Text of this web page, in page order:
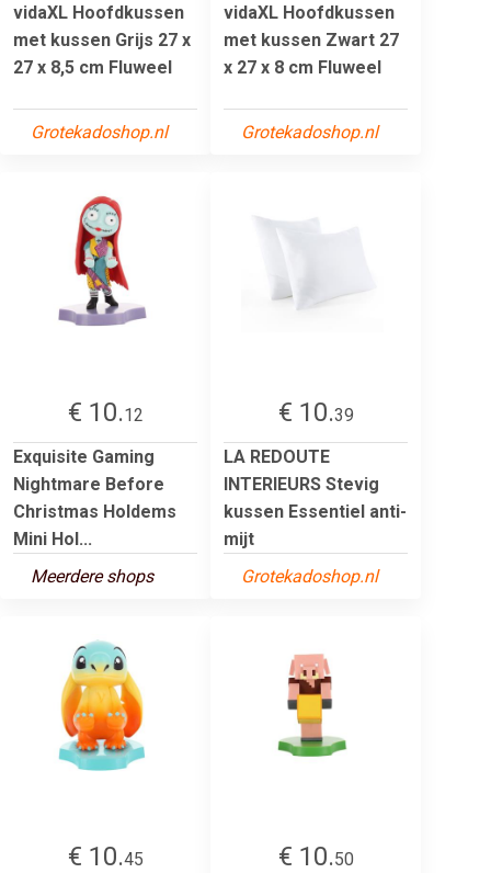
vidaXL Hoofdkussen
met kussen Grijs 27 x
27 x 8,5 cm Fluweel
Grotekadoshop.nl
vidaXL Hoofdkussen
met kussen Zwart 27
x 27 x 8 cm Fluweel
Grotekadoshop.nl
€ 10.12
Exquisite Gaming
Nightmare Before
Christmas Holdems
Mini Hol...
Meerdere shops
€ 10.39
LA REDOUTE
INTERIEURS Stevig
kussen Essentiel anti-
mijt
Grotekadoshop.nl
€ 10.45
€ 10.50